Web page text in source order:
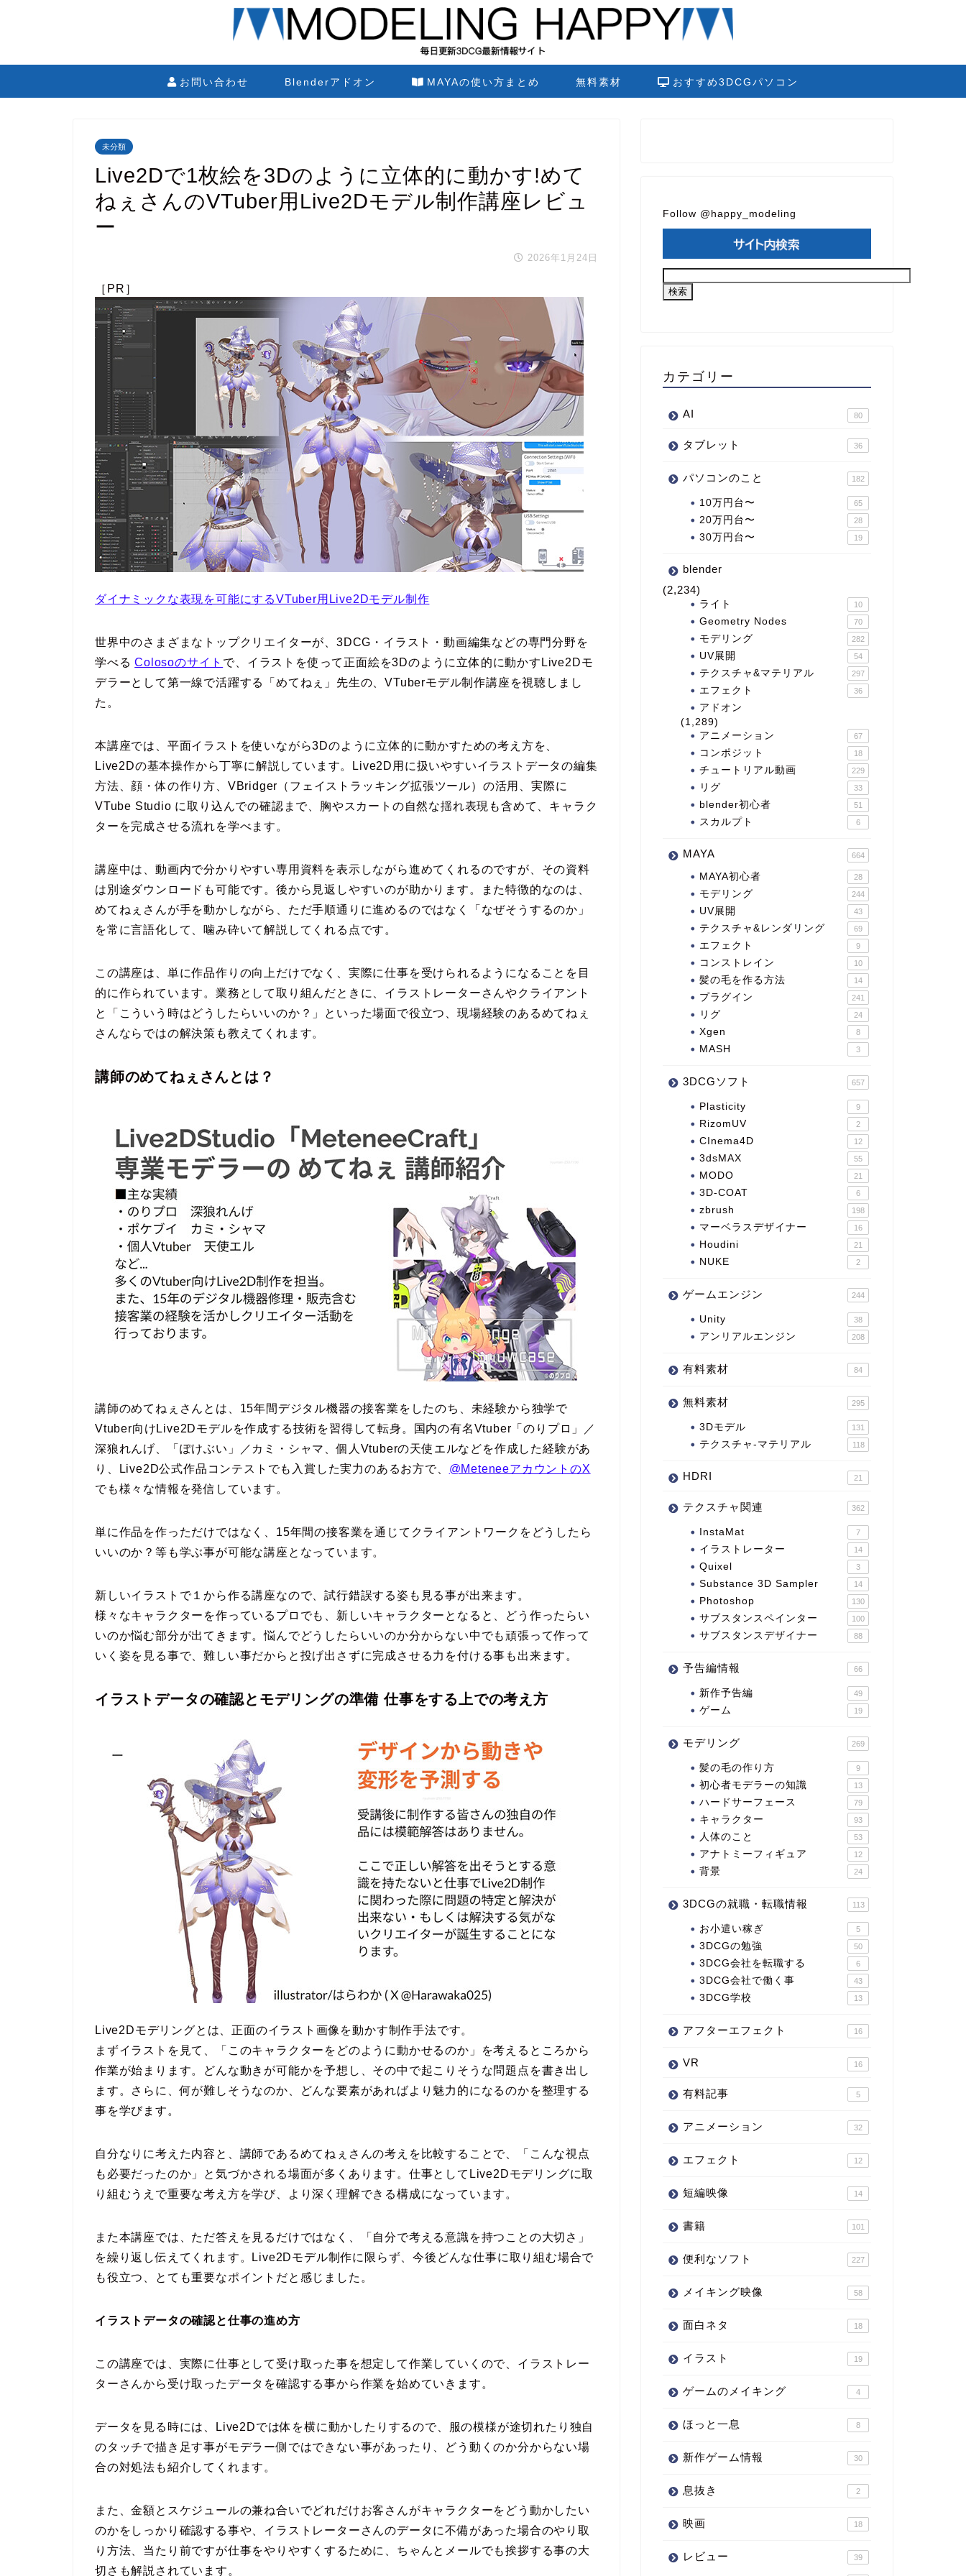
お問い合わせ Blenderアドオン MAYAの使い方まとめ 無料素材 おすすめ3DCGパソコン
未分類
Live2Dで1枚絵を3Dのように立体的に動かす!めて
ねぇさんのVTuber用Live2Dモデル制作講座レビュ
ー
2026年1月24日
［PR］
ダイナミックな表現を可能にするVTuber用Live2Dモデル制作
世界中のさまざまなトップクリエイターが、3DCG・イラスト・動画編集などの専門分野を
学べるColosoのサイト で、イラストを使って正面絵を3Dのように立体的に動かすLive2Dモ
デラーとして第一線で活躍する「めてねぇ」先生の、VTuberモデル制作講座を視聴しまし
た。
本講座では、平面イラストを使いながら3Dのように立体的に動かすための考え方を、
Live2Dの基本操作から丁寧に解説しています。Live2D用に扱いやすいイラストデータの編集
方法、顔・体の作り方、VBridger（フェイストラッキング拡張ツール）の活用、実際に
VTube Studio に取り込んでの確認まで、胸やスカートの自然な揺れ表現も含めて、キャラク
ターを完成させる流れを学べます。
講座中は、動画内で分かりやすい専用資料を表示しながら進めてくれるのですが、その資料
は別途ダウンロードも可能です。後から見返しやすいのが助かります。また特徴的なのは、
めてねぇさんが手を動かしながら、ただ手順通りに進めるのではなく「なぜそうするのか」
を常に言語化して、噛み砕いて解説してくれる点です。
この講座は、単に作品作りの向上だけでなく、実際に仕事を受けられるようになることを目
的に作られています。業務として取り組んだときに、イラストレーターさんやクライアント
と「こういう時はどうしたらいいのか？」といった場面で役立つ、現場経験のあるめてねぇ
さんならではの解決策も教えてくれます。
講師のめてねぇさんとは？
講師のめてねぇさんとは、15年間デジタル機器の接客業をしたのち、未経験から独学で
Vtuber向けLive2Dモデルを作成する技術を習得して転身。国内の有名Vtuber「のりプロ」／
深狼れんげ、「ぽけぶい」／カミ・シャマ、個人Vtuberの天使エルなどを作成した経験があ
り、Live2D公式作品コンテストでも入賞した実力のあるお方で、 @MeteneeアカウントのX
でも様々な情報を発信しています。
単に作品を作っただけではなく、15年間の接客業を通じてクライアントワークをどうしたら
いいのか？等も学ぶ事が可能な講座となっています。
新しいイラストで１から作る講座なので、試行錯誤する姿も見る事が出来ます。
様々なキャラクターを作っているプロでも、新しいキャラクターとなると、どう作ったらい
いのか悩む部分が出てきます。悩んでどうしたらいいのか分からない中でも頑張って作って
いく姿を見る事で、難しい事だからと投げ出さずに完成させる力を付ける事も出来ます。
イラストデータの確認とモデリングの準備 仕事をする上での考え方
Live2Dモデリングとは、正面のイラスト画像を動かす制作手法です。
まずイラストを見て、「このキャラクターをどのように動かせるのか」を考えるところから
作業が始まります。どんな動きが可能かを予想し、その中で起こりそうな問題点を書き出し
ます。さらに、何が難しそうなのか、どんな要素があればより魅力的になるのかを整理する
事を学びます。
自分なりに考えた内容と、講師であるめてねぇさんの考えを比較することで、「こんな視点
も必要だったのか」と気づかされる場面が多くあります。仕事としてLive2Dモデリングに取
り組むうえで重要な考え方を学び、より深く理解できる構成になっています。
また本講座では、ただ答えを見るだけではなく、「自分で考える意識を持つことの大切さ」
を繰り返し伝えてくれます。Live2Dモデル制作に限らず、今後どんな仕事に取り組む場合で
も役立つ、とても重要なポイントだと感じました。
イラストデータの確認と仕事の進め方
この講座では、実際に仕事として受け取った事を想定して作業していくので、イラストレー
ターさんから受け取ったデータを確認する事から作業を始めていきます。
データを見る時には、Live2Dでは体を横に動かしたりするので、服の模様が途切れたり独自
のタッチで描き足す事がモデラー側ではできない事があったり、どう動くのか分からない場
合の対処法も紹介してくれます。
また、金額とスケジュールの兼ね合いでどれだけお客さんがキャラクターをどう動かしたい
のかをしっかり確認する事や、イラストレーターさんのデータに不備があった場合のやり取
り方法、当たり前ですが仕事をやりやすくするために、ちゃんとメールでも挨拶する事の大
切さも解説されています。
Follow @happy_modeling
カテゴリー
AI 80
タブレット 36
パソコンのこと 182
10万円台〜 65
20万円台〜 28
30万円台〜 19
blender
(2,234)
ライト 10
Geometry Nodes 70
モデリング 282
UV展開 54
テクスチャ&マテリアル 297
エフェクト 36
アドオン
(1,289)
アニメーション
67
コンポジット 18
チュートリアル動画 229
リグ 33
blender初心者 51
スカルプト 6
MAYA 664
MAYA初心者 28
モデリング 244
UV展開 43
テクスチャ&レンダリング 69
エフェクト 9
コンストレイン 10
髪の毛を作る方法 14
プラグイン 241
リグ 24
Xgen 8
MASH 3
3DCGソフト 657
Plasticity 9
RizomUV 2
CInema4D 12
3dsMAX 55
MODO 21
3D-COAT 6
zbrush 198
マーベラスデザイナー 16
Houdini 21
NUKE 2
ゲームエンジン 244
Unity 38
アンリアルエンジン 208
有料素材 84
無料素材 295
3Dモデル 131
テクスチャ-マテリアル 118
HDRI 21
テクスチャ関連 362
InstaMat 7
イラストレーター 14
Quixel 3
Substance 3D Sampler 14
Photoshop 130
サブスタンスペインター 100
サブスタンスデザイナー 88
予告編情報 66
新作予告編 49
ゲーム 19
モデリング 269
髪の毛の作り方 9
初心者モデラーの知識 13
ハードサーフェース 79
キャラクター 93
人体のこと 53
アナトミーフィギュア 12
背景 24
3DCGの就職・転職情報 113
お小遣い稼ぎ 5
3DCGの勉強 50
3DCG会社を転職する 6
3DCG会社で働く事 43
3DCG学校 13
アフターエフェクト 16
VR 16
有料記事 5
アニメーション 32
エフェクト 12
短編映像 14
書籍 101
便利なソフト 227
メイキング映像 58
面白ネタ 18
イラスト 19
ゲームのメイキング 4
ほっと一息 8
新作ゲーム情報 30
息抜き 2
映画 18
レビュー 39